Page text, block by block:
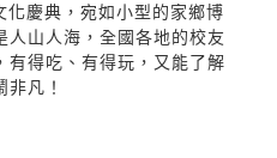
慶典，宛如小型的家鄉博
人山人海，全國各地的校友
有得吃、有得玩，又能了解
凡！